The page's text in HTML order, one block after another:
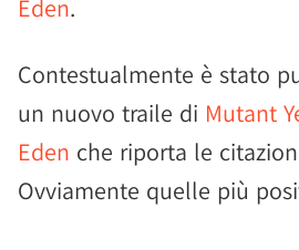
Eden.
Contestualmente è stato
un nuovo traile di Mutant
Eden che riporta le
Ovviamente quelle più